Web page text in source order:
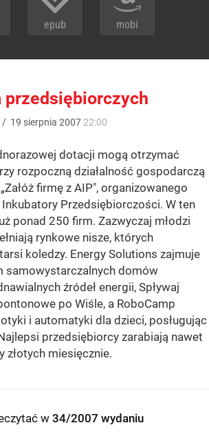
epub mobi
przedsiębiorczych
/ 19 sierpnia 2007 22:00
dotacji mogą otrzymać
rozpoczną działalność gospodarczą
firmę z AIP", organizowanego
Przedsiębiorczości. W ten
ponad 250 firm. Zazwyczaj młodzi
rynkowe nisze, których
koledzy. Energy Solutions zajmuje
samowystarczalnych domów
źródeł energii, Spływaj
po Wiśle, a RoboCamp
i automatyki dla dzieci, posługując
przedsiębiorcy zarabiają nawet
złotych miesięcznie.
w 34/2007 wydaniu